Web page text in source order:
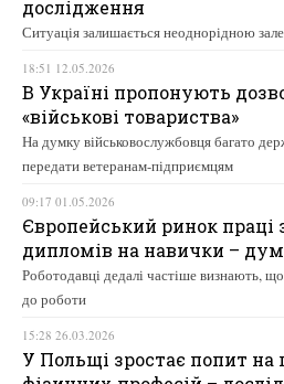
дослідження
Ситуація залишається неоднорідною
18:51 12.05.2026
В Україні пропонують
«військові товариства»
На думку військовослужбовця багато
передати ветеранам-підприємцям
09:17 01.05.2026
Європейський ринок праці
дипломів на навички –
Роботодавці дедалі частіше визнають,
до роботи
15:28 26.03.2026
У Польщі зростає попит на